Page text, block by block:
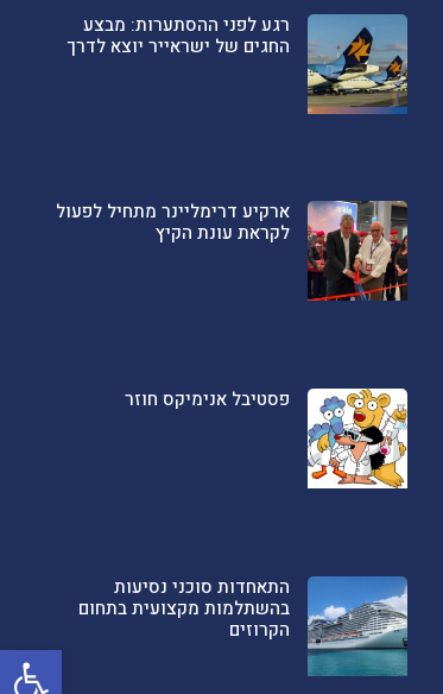
פתח
רגע לפני ההסתערות: מבצע
החגים של ישראייר יוצא לדרך
ארקיע דרימליינר מתחיל לפעול
לקראת עונת הקיץ
פסטיבל אנימיקס חוזר
התאחדות סוכני נסיעות
בהשתלמות מקצועית בתחום
הקרוזים